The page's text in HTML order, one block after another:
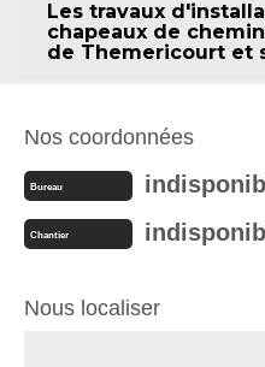
Les travaux
chapeaux de
de Themericourt et
Nos coordonnées
Bureau
Chantier
Nous localiser